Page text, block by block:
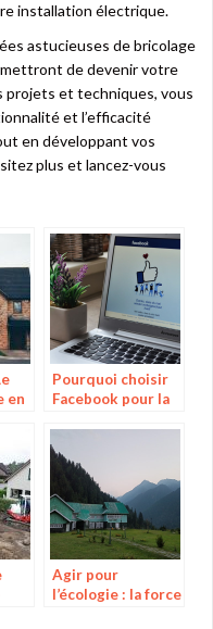
installation électrique.
astucieuses de bricolage
de devenir votre
projets et techniques, vous
et l’efficacité
en développant vos
plus et lancez-vous
en
Pourquoi choisir
Facebook pour la
Agir pour
l’écologie : la force